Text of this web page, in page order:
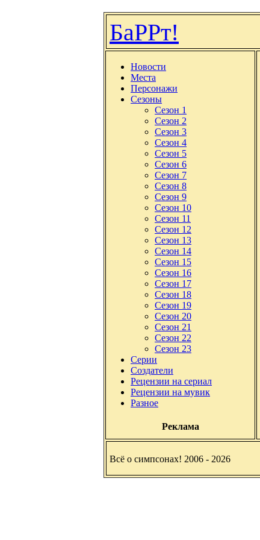
БаРРт!
Новости
Места
Персонажи
Сезоны
Сезон 1
Сезон 2
Сезон 3
Сезон 4
Сезон 5
Сезон 6
Сезон 7
Сезон 8
Сезон 9
Сезон 10
Сезон 11
Сезон 12
Сезон 13
Сезон 14
Сезон 15
Сезон 16
Сезон 17
Сезон 18
Сезон 19
Сезон 20
Сезон 21
Сезон 22
Сезон 23
Серии
Создатели
Рецензии на сериал
Рецензии на мувик
Разное
Реклама
Всё о симпсонах! 2006 - 2026